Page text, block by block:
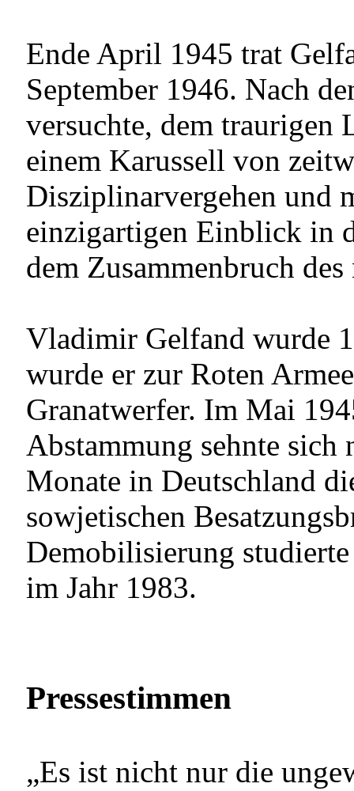
Ende April 1945 trat
September 1946. Nach
versuchte, dem traurigen
einem Karussell von
Disziplinarvergehen und
einzigartigen Einblick in
dem Zusammenbruch
Vladimir Gelfand wurde
wurde er zur Roten
Granatwerfer. Im Mai
Abstammung sehnte
Monate in Deutschland
sowjetischen
Demobilisierung
im Jahr 1983.
Pressestimmen
„Es ist nicht nur die